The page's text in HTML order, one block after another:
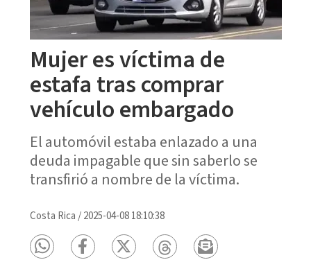
Mujer es víctima de
estafa tras comprar
vehículo embargado
El automóvil estaba enlazado a una
deuda impagable que sin saberlo se
transfirió a nombre de la víctima.
Costa Rica /2025-04-08 18:10:38